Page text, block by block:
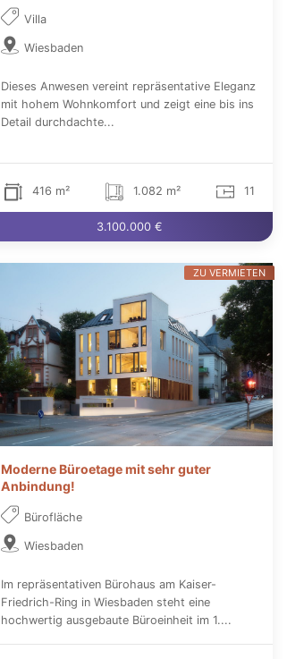
Villa
Wiesbaden
Dieses Anwesen vereint repräsentative Eleganz
mit hohem Wohnkomfort und zeigt eine bis ins
Detail durchdachte...
416 m² 1.082 m² 11
3.100.000 €
Moderne Büroetage mit sehr guter
Anbindung!
Bürofläche
Wiesbaden
Im repräsentativen Bürohaus am Kaiser-
Friedrich-Ring in Wiesbaden steht eine
hochwertig ausgebaute Büroeinheit im 1....
ZU VERMIETEN